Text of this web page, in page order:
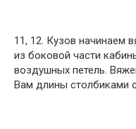
11, 12. Кузов начинаем
из боковой части
воздушных петель.
Вам длины столбиками